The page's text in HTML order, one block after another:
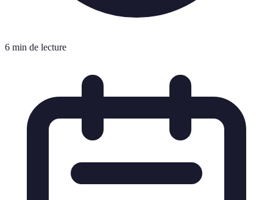
6 min de lecture